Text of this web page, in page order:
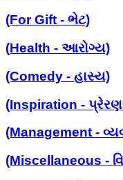
(For Gift - ભેટ)
(Health - આરોગ્ય)
(Comedy - હાસ્ય)
(Inspiration -
(Management -
(Miscellaneous -